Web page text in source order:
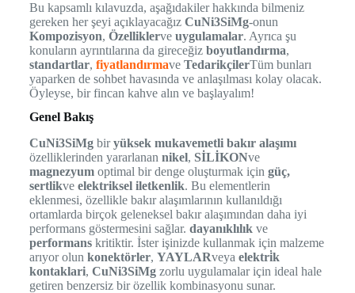
Bu kapsamlı kılavuzda, aşağıdakiler hakkında bilmeniz
gereken her şeyi açıklayacağız CuNi3SiMg-onun
Kompozisyon, Özelliklerve uygulamalar. Ayrıca şu
konuların ayrıntılarına da gireceğiz boyutlandırma,
standartlar, fiyatlandırmave TedarikçilerTüm bunları
yaparken de sohbet havasında ve anlaşılması kolay olacak.
Öyleyse, bir fincan kahve alın ve başlayalım!
Genel Bakış
CuNi3SiMgbiryüksek mukavemetli bakır alaşımı
özelliklerinden yararlanan nikel, SİLİKONve
magnezyumoptimal bir denge oluşturmak için güç,
sertlikve elektriksel iletkenlik. Bu elementlerin
eklenmesi, özellikle bakır alaşımlarının kullanıldığı
ortamlarda birçok geleneksel bakır alaşımından daha iyi
performans göstermesini sağlar. dayanıklılıkve
performanskritiktir. İster işinizde kullanmak için malzeme
arıyor olun konektörler, YAYLARveya elektri̇k
kontaklari, CuNi3SiMgzorlu uygulamalar için ideal hale
getiren benzersiz bir özellik kombinasyonu sunar.